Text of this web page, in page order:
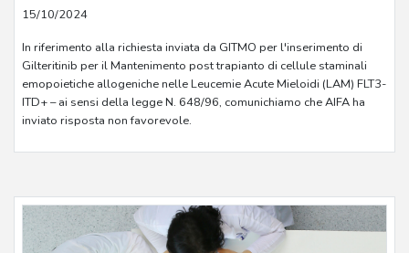
15/10/2024
In riferimento alla richiesta inviata da GITMO per l'inserimento di
Gilteritinib per il Mantenimento post trapianto di cellule staminali
emopoietiche allogeniche nelle Leucemie Acute Mieloidi (LAM) FLT3-
ITD+ – ai sensi della legge N. 648/96, comunichiamo che AIFA ha
inviato risposta non favorevole.